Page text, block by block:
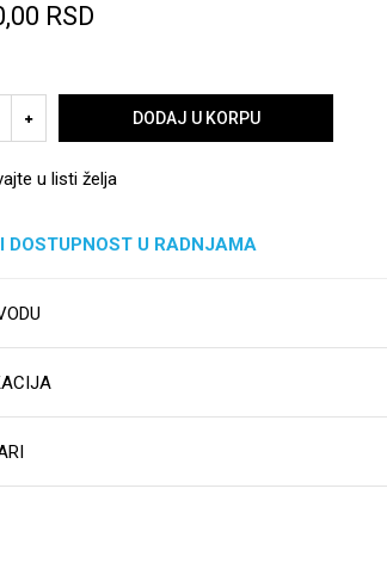
RSD
DODAJ U KORPU
u listi želja
DOSTUPNOST U RADNJAMA